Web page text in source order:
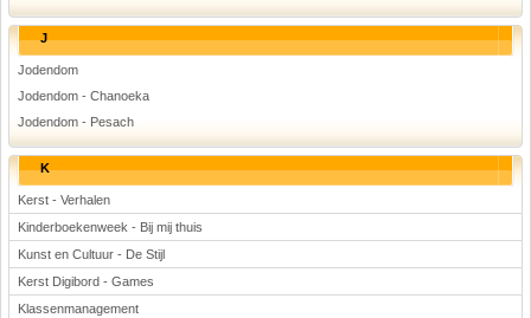
J
Jodendom
Jodendom - Chanoeka
Jodendom - Pesach
K
Kerst - Verhalen
Kinderboekenweek - Bij mij thuis
Kunst en Cultuur - De Stijl
Kerst Digibord - Games
Klassenmanagement